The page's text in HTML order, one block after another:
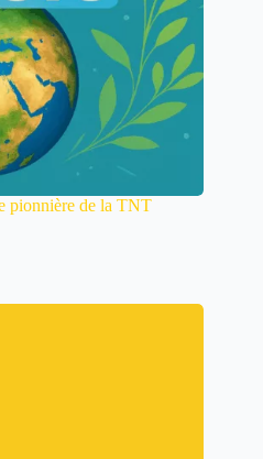
pionnière de la TNT